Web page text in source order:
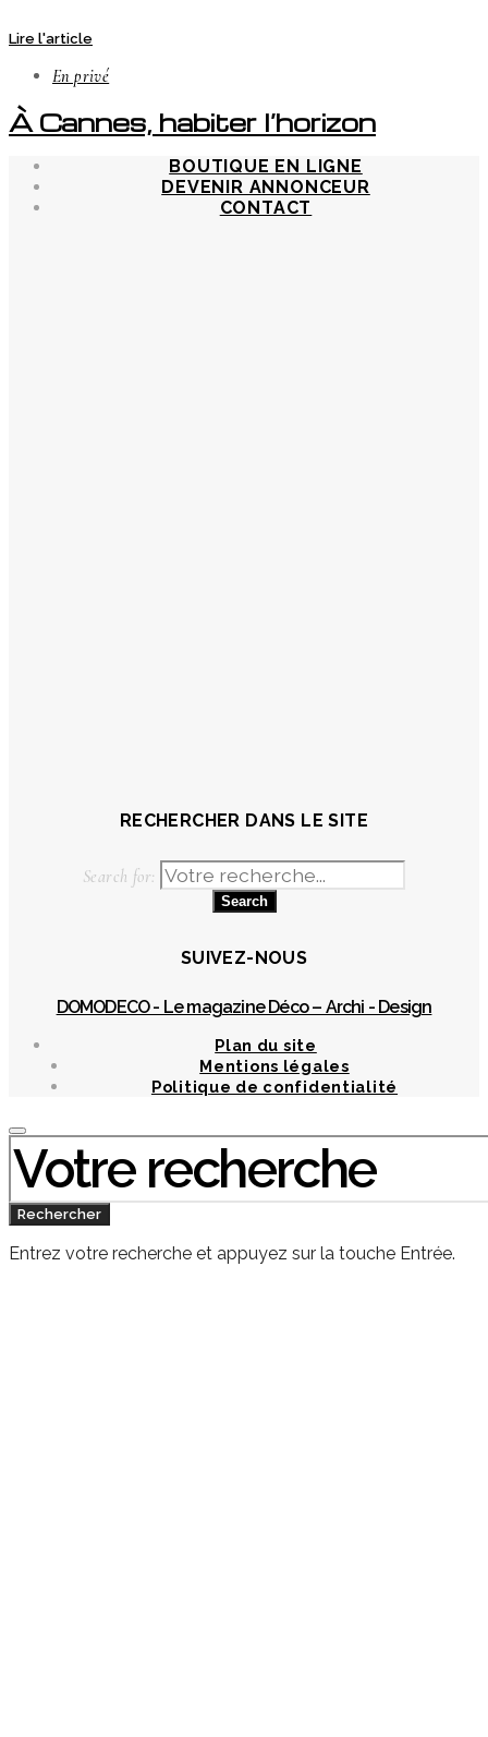
Lire l'article
En privé
À Cannes, habiter l’horizon
BOUTIQUE EN LIGNE
DEVENIR ANNONCEUR
CONTACT
RECHERCHER DANS LE SITE
Search for:
SUIVEZ-NOUS
DOMODECO - Le magazine Déco – Archi - Design
Plan du site
Mentions légales
Politique de confidentialité
Chercher
Rechercher
Entrez votre recherche et appuyez sur la touche Entrée.